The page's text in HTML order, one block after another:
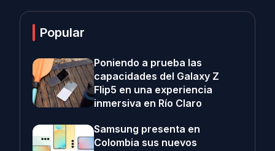
Popular
Poniendo a prueba las
capacidades del Galaxy Z
Flip5 en una experiencia
inmersiva en Río Claro
Samsung presenta en
Colombia sus nuevos